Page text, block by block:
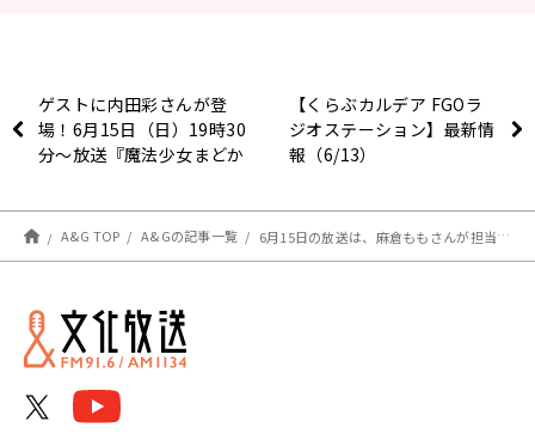
ゲストに内田彩さんが登
場！6月15日（日）19時30
分～放送『魔法少女まどか
【くらぶカルデア FGOラ
ジオステーション】最新情
報（6/13）
A&G TOP A&Gの記事一覧 6月15日の放送は、麻倉ももさんが担当！『MOMO・SORA・SHIINA Talking Box』